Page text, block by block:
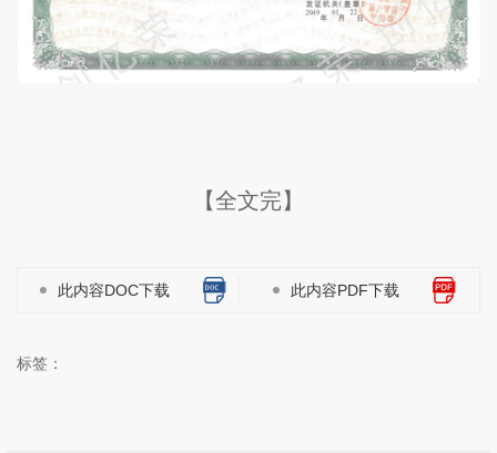
【全文完】
此内容DOC下载 此内容PDF下载
标签：